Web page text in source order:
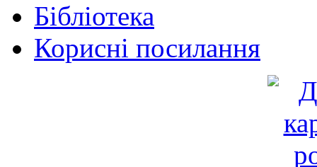
Бібліотека
Корисні посилання